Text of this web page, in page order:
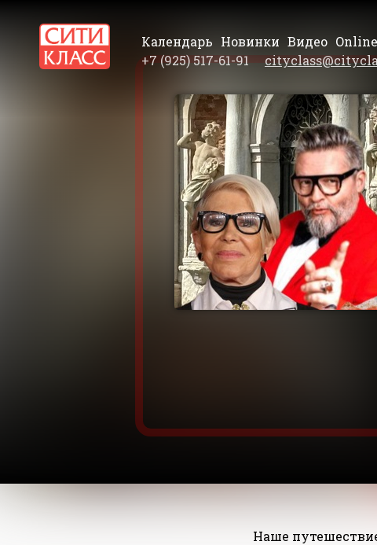
Календарь Новинки Видео Online
+7 (925) 517-61-91
Наше